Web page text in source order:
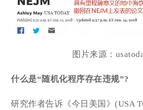
图片来源：
什么是“随机化程序存在违规”?
研究作者告诉《今日美国》(USA